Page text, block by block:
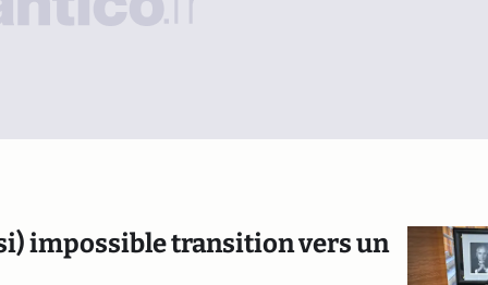
impossible transition vers un